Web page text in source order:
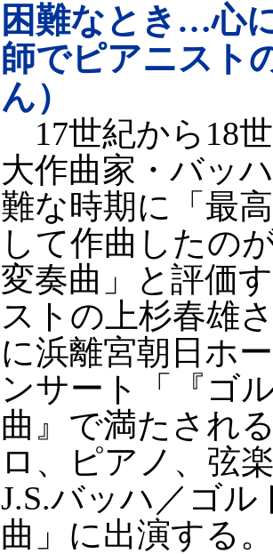
困難なとき…心
師でピアニスト
ん）
17世紀から18
大作曲家・バッ
難な時期に「最
して作曲したの
変奏曲」と評価
ストの上杉春雄
に浜離宮朝日ホ
ンサート「『ゴ
曲』で満たされ
ロ、ピアノ、弦
J.S.バッハ／ゴ
曲」に出演する。